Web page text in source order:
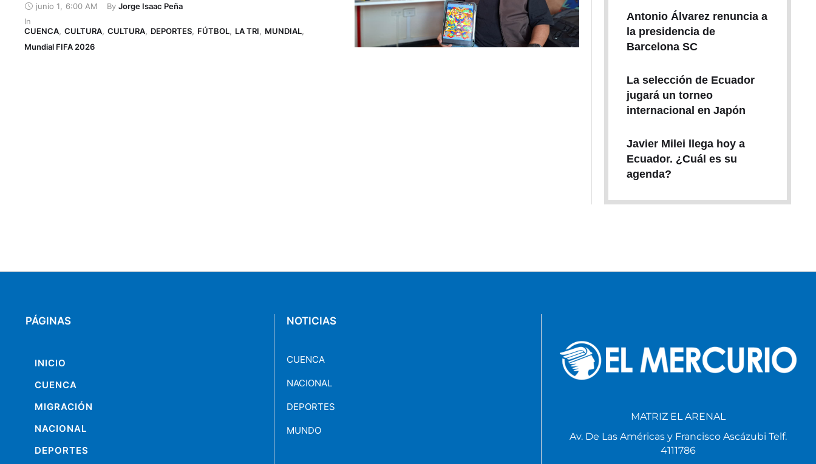
junio 1 6:00 AM By Jorge Isaac Peña
In
CUENCA, CULTURA, CULTURA, DEPORTES, FÚTBOL, LA TRI, MUNDIAL,
Mundial FIFA 2026
Antonio Álvarez renuncia a
la presidencia de
Barcelona SC
La selección de Ecuador
jugará un torneo
internacional en Japón
Javier Milei llega hoy a
Ecuador. ¿Cuál es su
agenda?
PÁGINAS
INICIO
CUENCA
MIGRACIÓN
NACIONAL
DEPORTES
NOTICIAS
CUENCA
NACIONAL
DEPORTES
MUNDO
MATRIZ EL ARENAL
Av. De Las Américas y Francisco Ascázubi Telf.
4111786